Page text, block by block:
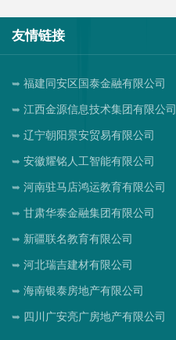
友情链接
福建同安区国泰金融有限公司
江西金源信息技术集团有限公司
辽宁朝阳景安贸易有限公司
安徽耀铭人工智能有限公司
河南驻马店鸿运教育有限公司
甘肃华泰金融集团有限公司
新疆联名教育有限公司
河北瑞吉建材有限公司
海南银泰房地产有限公司
四川广安亮广房地产有限公司